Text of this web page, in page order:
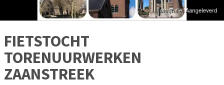
FIETSTOCHT
TORENUURWERKEN
ZAANSTREEK